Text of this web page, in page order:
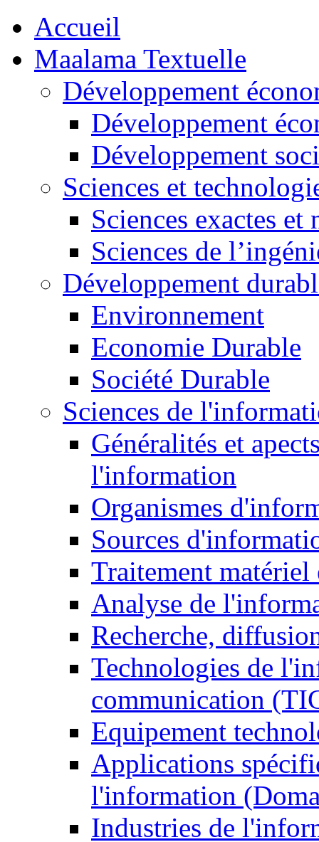
Accueil
Maalama Textuelle
Développement
Développement
Développement
Sciences et
Sciences exactes et
Sciences de
Développement
Environnement
Economie Durable
Société Durable
Sciences de
Généralités et
l'information
Organismes
Sources
Traitement matériel
Analyse de
Recherche,
Technologies de
communication
Equipement
Applications
l'information
Industries de